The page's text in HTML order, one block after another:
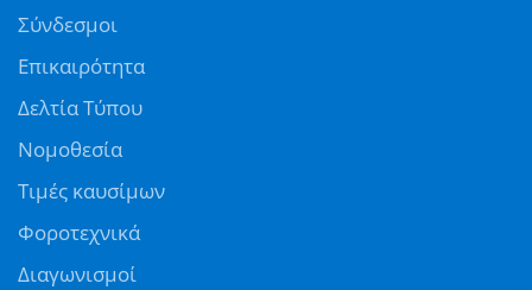
Σύνδεσμοι
Επικαιρότητα
Δελτία Τύπου
Νομοθεσία
Τιμές καυσίμων
Φοροτεχνικά
Διαγωνισμοί